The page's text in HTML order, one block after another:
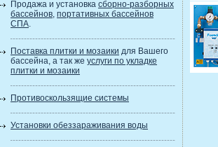
Продажа и установка сборно-разборных
бассейнов, портативных бассейнов
СПА.
Поставка плитки и мозаики для Вашего
бассейна, а так же услуги по укладке
плитки и мозаики
Противоскользящие системы
Установки обеззараживания воды